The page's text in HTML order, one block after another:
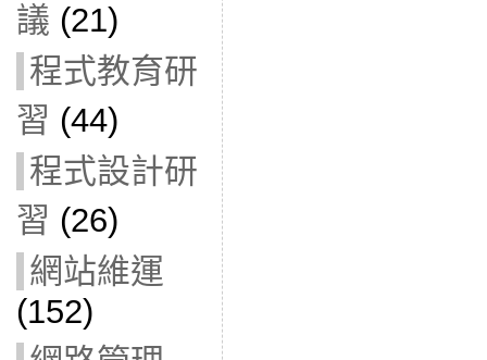
議 (21)
程式教育研
習 (44)
程式設計研
習 (26)
網站維運
(152)